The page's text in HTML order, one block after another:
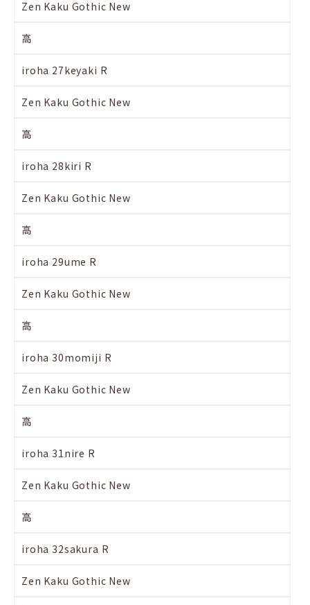
Zen Kaku Gothic New
高
iroha 27keyaki R
Zen Kaku Gothic New
高
iroha 28kiri R
Zen Kaku Gothic New
高
iroha 29ume R
Zen Kaku Gothic New
高
iroha 30momiji R
Zen Kaku Gothic New
高
iroha 31nire R
Zen Kaku Gothic New
高
iroha 32sakura R
Zen Kaku Gothic New